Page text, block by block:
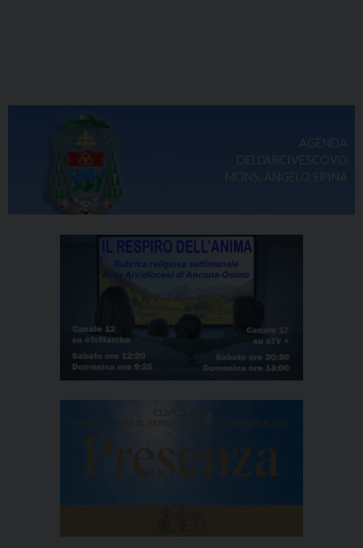
AGENDA
DELL'ARCIVESCOVO
MONS. ANGELO SPINA